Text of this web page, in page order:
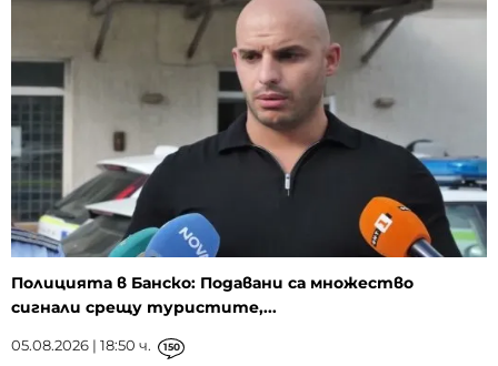
Полицията в Банско: Подавани са множество
сигнали срещу туристите,...
05.08.2026 | 18:50 ч. 150